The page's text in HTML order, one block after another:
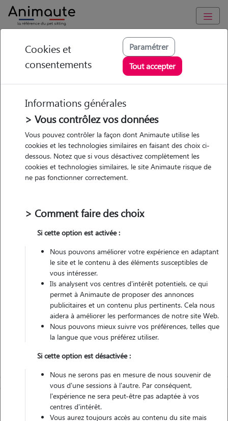
Animaute Provence Alpes Côte d'Azur /Var/Saint-Raphaël
Eva - Petsitter à ST
RAPHAEL
• 21 ans
Véhiculé
Contacter
L'envoi d'une demande est sans engagement
Cookies et
consentements
Paramétrer
Tout accepter
Informations générales
> Vous contrôlez vos données
Vous pouvez contrôler la façon dont Animaute utilise les
cookies et les technologies similaires en faisant des choix ci-
dessous. Notez que si vous désactivez complètement les
cookies et technologies similaires, le site Animaute risque de
ne pas fonctionner correctement.
> Comment faire des choix
Si cette option est activée :
Nous pouvons améliorer votre expérience en adaptant
le site et le contenu à des éléments susceptibles de
vous intéresser.
Ils analysent vos centres d'intérêt potentiels, ce qui
permet à Animaute de proposer des annonces
publicitaires et un contenu plus pertinents. Cela nous
aidera à améliorer les performances de notre site Web.
Nous pouvons mieux suivre vos préférences, telles que
la langue que vous préférez utiliser.
Si cette option est désactivée :
Nous ne serons pas en mesure de nous souvenir de
vous d'une sessions à l'autre. Par conséquent,
l'expérience ne sera peut-être pas adaptée à vos
centres d'intérêt.
Vous aurez toujours accès au contenu du site mais